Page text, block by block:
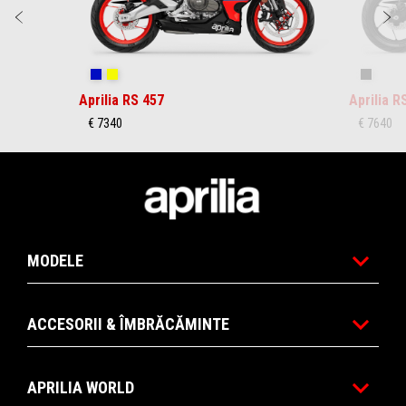
Aprilia RS 457
€ 7340
Aprilia
€ 7640
MODELE
ACCESORII & ÎMBRĂCĂMINTE
APRILIA WORLD